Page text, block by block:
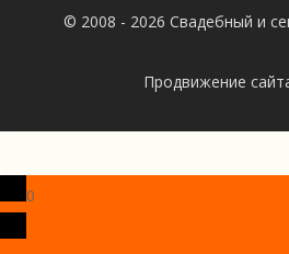
© 2008 - 2026 Свадебный и
Продвижение
0